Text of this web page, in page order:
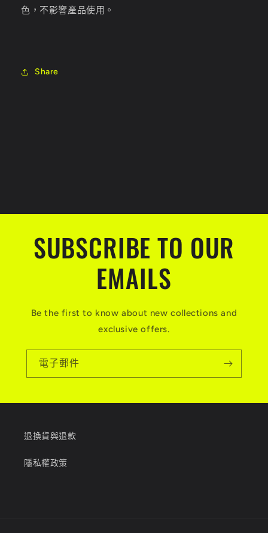
色，不影響產品使用。
Share
SUBSCRIBE TO OUR
EMAILS
Be the first to know about new collections and
exclusive offers.
電子郵件
退換貨與退款
隱私權政策